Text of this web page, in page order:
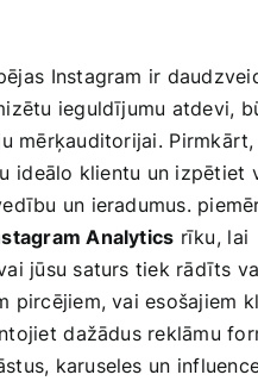
Instagram ir‌
ieguldījumu atdevi,
mērķauditorijai.⁣ Pirmkārt,​
⁤ideālo klientu un izpētiet
un ieradumus.
Analytics rīku,⁢ lai
jūsu saturs tiek rādīts
pircējiem, vai esošajiem
dažādus reklāmu
​karuseles un